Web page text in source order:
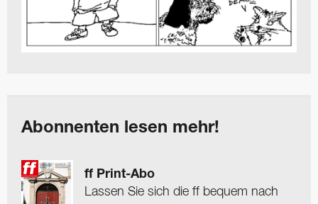
Abonnenten lesen mehr!
ff Print-Abo
Lassen Sie sich die ff bequem nach